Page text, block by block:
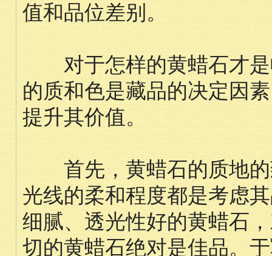
值和品位差别。
对于怎样的黄蜡石才是
的质和色是藏品的决定因
提升其价值。
首先，黄蜡石的质地的
光线的柔和程度都是考虑
细腻、透光性好的黄蜡石
切的黄蜡石绝对是佳品。